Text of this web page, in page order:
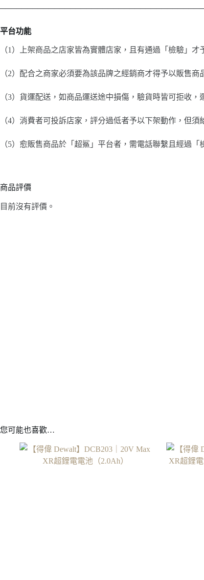
平台功能
（1）上架商品之店家皆為實體店家，且有通過「檢驗」
（2）配合之商家必須要為該品牌之經銷商才得予以販售商
（3）貨運配送，如商品運送途中損傷，驗貨時皆可拒收
（4）消費者可投訴店家，評分過低者予以下架動作，但
（5）愈販售商品於「超鯊」平台者，需電話聯繫且經過
商品評價
目前沒有評價。
您可能也喜歡…